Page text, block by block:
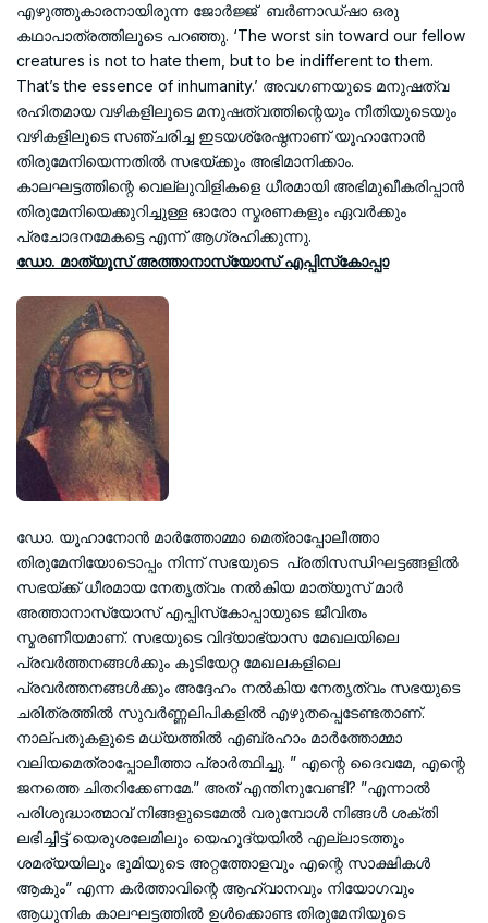
എഴുത്തുകാരനായിരുന്ന ജോര്‍ജ്ജ് ബര്‍ണാഡ്ഷാ ഒരു
കഥാപാത്രത്തിലൂടെ പറഞ്ഞു. ‘The worst sin toward our fellow
creatures is not to hate them, but to be indifferent to them.
That’s the essence of inhumanity.’ അവഗണയുടെ മനുഷത്വ
രഹിതമായ വഴികളിലൂടെ മനുഷത്വത്തിന്റെയും നീതിയുടെയും
വഴികളിലൂടെ സഞ്ചരിച്ച ഇടയശ്രേഷ്ഠനാണ് യൂഹാനോന്‍
തിരുമേനിയെന്നതില്‍ സഭയ്ക്കും അഭിമാനിക്കാം.
കാലഘട്ടത്തിന്റെ വെല്ലുവിളികളെ ധീരമായി അഭിമുഖീകരിപ്പാന്‍
തിരുമേനിയെക്കുറിച്ചുള്ള ഓരോ സ്മരണകളും ഏവര്‍ക്കും
പ്രചോദനമേകട്ടെ എന്ന് ആഗ്രഹിക്കുന്നു.
ഡോ. മാത്യൂസ് അത്താനാസ്യോസ് എപ്പിസ്‌കോപ്പാ
ഡോ. യൂഹാനോന്‍ മാര്‍ത്തോമ്മാ മെത്രാപ്പോലീത്താ
തിരുമേനിയോടൊപ്പം നിന്ന് സഭയുടെ പ്രതിസന്ധിഘട്ടങ്ങളില്‍
സഭയ്ക്ക് ധീരമായ നേതൃത്വം നല്‍കിയ മാത്യൂസ് മാര്‍
അത്താനാസ്യോസ് എപ്പിസ്‌കോപ്പായുടെ ജീവിതം
സ്മരണീയമാണ്. സഭയുടെ വിദ്യാഭ്യാസ മേഖലയിലെ
പ്രവര്‍ത്തനങ്ങള്‍ക്കും കൂടിയേറ്റ മേഖലകളിലെ
പ്രവര്‍ത്തനങ്ങള്‍ക്കും അദ്ദേഹം നല്‍കിയ നേതൃത്വം സഭയുടെ
ചരിത്രത്തില്‍ സുവര്‍ണ്ണലിപികളില്‍ എഴുതപ്പെടേണ്ടതാണ്.
നാല്പതുകളുടെ മധ്യത്തില്‍ എബ്രഹാം മാര്‍ത്തോമ്മാ
വലിയമെത്രാപ്പോലീത്താ പ്രാര്‍ത്ഥിച്ചു. ” എന്റെ ദൈവമേ, എന്റെ
ജനത്തെ ചിതറിക്കേണമേ.” അത് എന്തിനുവേണ്ടി? ”എന്നാല്‍
പരിശുദ്ധാത്മാവ് നിങ്ങളുടെമേല്‍ വരുമ്പോള്‍ നിങ്ങള്‍ ശക്തി
ലഭിച്ചിട്ട് യെരുശലേമിലും യെഹൂദ്യയില്‍ എല്ലാടത്തും
ശമര്യയിലും ഭൂമിയുടെ അറ്റത്തോളവും എന്റെ സാക്ഷികള്‍
ആകും” എന്ന കര്‍ത്താവിന്റെ ആഹ്വാനവും നിയോഗവും
ആധുനിക കാലഘട്ടത്തില്‍ ഉള്‍ക്കൊണ്ട തിരുമേനിയുടെ